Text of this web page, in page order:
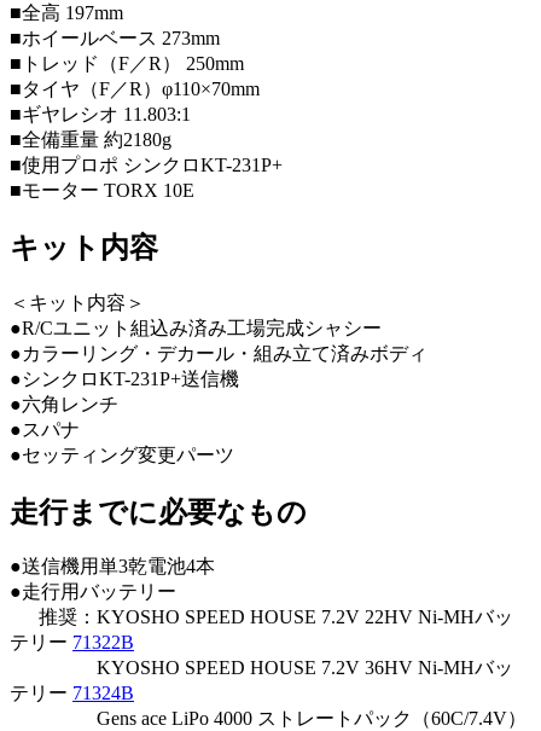
■全高 197mm
■ホイールベース 273mm
■トレッド（F／R） 250mm
■タイヤ（F／R）φ110×70mm
■ギヤレシオ 11.803:1
■全備重量 約2180g
■使用プロポ シンクロKT-231P+
■モーター TORX 10E
キット内容
＜キット内容＞
●R/Cユニット組込み済み工場完成シャシー
●カラーリング・デカール・組み立て済みボディ
●シンクロKT-231P+送信機
●六角レンチ
●スパナ
●セッティング変更パーツ
走行までに必要なもの
●送信機用単3乾電池4本
●走行用バッテリー
推奨：KYOSHO SPEED HOUSE 7.2V 22HV Ni-MHバッ
テリー 71322B
KYOSHO SPEED HOUSE 7.2V 36HV Ni-MHバッ
テリー 71324B
Gens ace LiPo 4000 ストレートパック（60C/7.4V）